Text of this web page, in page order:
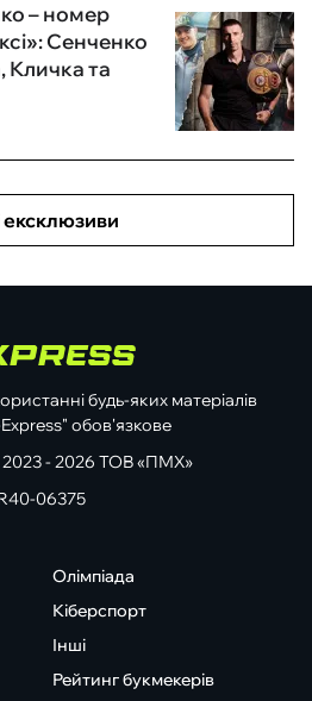
– номер
Сенченко
Кличка та
ексклюзиви
будь-яких матеріалів
обов'язкове
2023 - 2026 ТОВ «ПМХ»
06375
Олімпіада
Кіберспорт
Інші
Рейтинг букмекерів